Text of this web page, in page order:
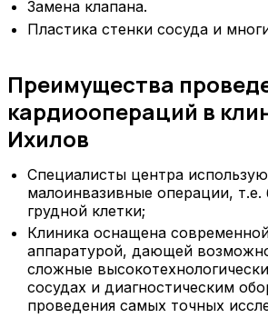
Замена клапана.
Пластика стенки сосуда и
Преимущества
кардиоопераций в
Ихилов
Специалисты центра
малоинвазивные операции, т.е.
грудной клетки;
Клиника оснащена
аппаратурой, дающей
сложные
сосудах и диагностическим
проведения самых точных